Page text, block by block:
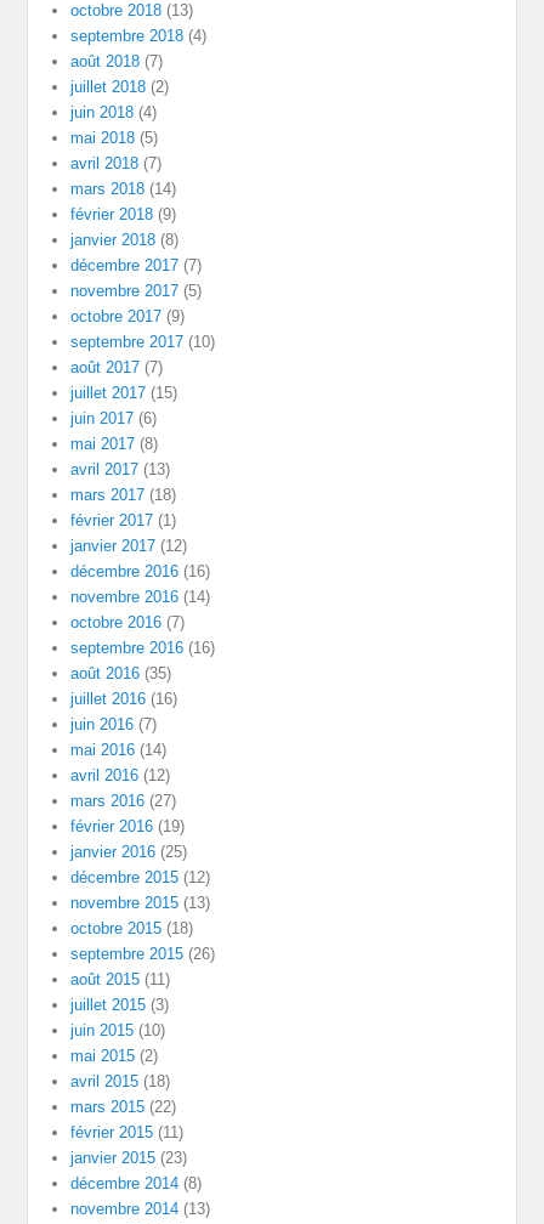
octobre 2018 (13)
septembre 2018 (4)
août 2018 (7)
juillet 2018 (2)
juin 2018 (4)
mai 2018 (5)
avril 2018 (7)
mars 2018 (14)
février 2018 (9)
janvier 2018 (8)
décembre 2017 (7)
novembre 2017 (5)
octobre 2017 (9)
septembre 2017 (10)
août 2017 (7)
juillet 2017 (15)
juin 2017 (6)
mai 2017 (8)
avril 2017 (13)
mars 2017 (18)
février 2017 (1)
janvier 2017 (12)
décembre 2016 (16)
novembre 2016 (14)
octobre 2016 (7)
septembre 2016 (16)
août 2016 (35)
juillet 2016 (16)
juin 2016 (7)
mai 2016 (14)
avril 2016 (12)
mars 2016 (27)
février 2016 (19)
janvier 2016 (25)
décembre 2015 (12)
novembre 2015 (13)
octobre 2015 (18)
septembre 2015 (26)
août 2015 (11)
juillet 2015 (3)
juin 2015 (10)
mai 2015 (2)
avril 2015 (18)
mars 2015 (22)
février 2015 (11)
janvier 2015 (23)
décembre 2014 (8)
novembre 2014 (13)